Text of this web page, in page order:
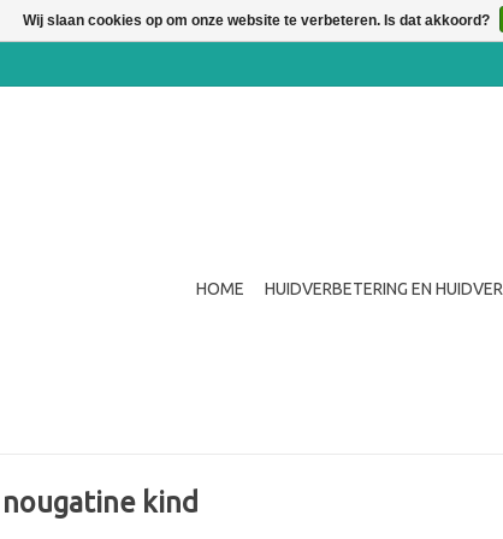
HOME HUIDVERBETERING EN
kind
Wij slaan cookies op om onze website te verbeteren. Is dat akkoord?